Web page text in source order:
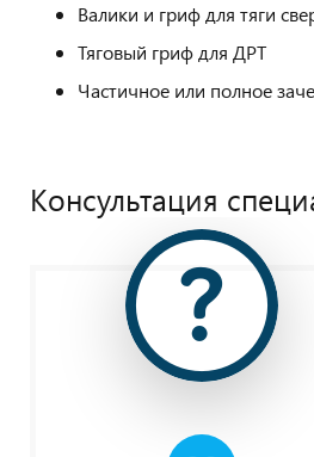
Валики и гриф для тяги
Тяговый гриф для ДРТ
Частичное или полное
Консультация